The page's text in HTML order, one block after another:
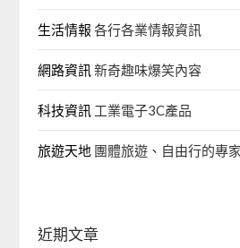
生活情報 各行各業情報資訊
網路資訊 新奇趣味爆笑內容
科技資訊 工業電子3C產品
旅遊天地 團體旅遊、自由行的專家‎
近期文章